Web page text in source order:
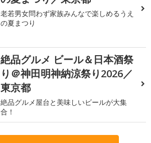
老若男女問わず家族みんなで楽しめるうえ
の夏まつり
絶品グルメ ビール＆日本酒祭
り＠神田明神納涼祭り2026／
東京都
絶品グルメ屋台と美味しいビールが大集
合！